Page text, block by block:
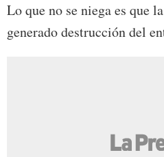
Lo que no se niega es que
generado destrucción del